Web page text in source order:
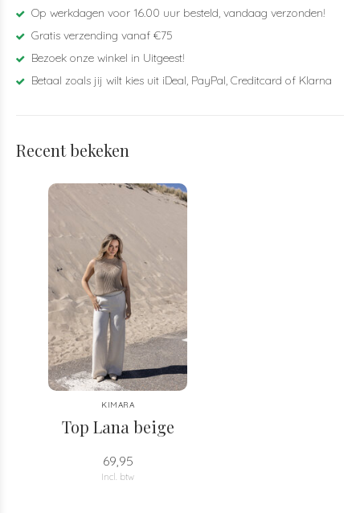
Op werkdagen voor 16.00 uur besteld, vandaag verzonden!
Gratis verzending vanaf €75
Bezoek onze winkel in Uitgeest!
Betaal zoals jij wilt kies uit iDeal, PayPal, Creditcard of Klarna
Recent bekeken
KIMARA
Top Lana beige
69,95
Incl. btw